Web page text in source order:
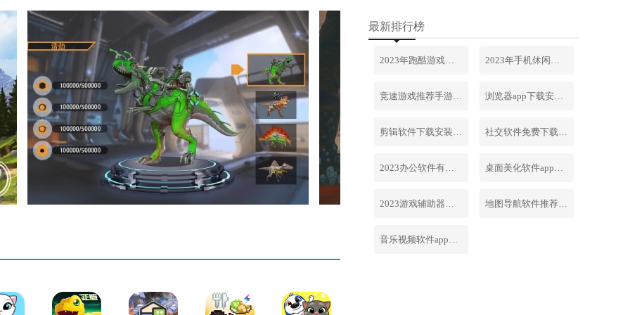
最新排行榜
2023年跑酷游戏排行榜前十名合集 2023年手机休闲游戏排行榜前十名
竞速游戏推荐手游排行榜最新2023 浏览器app下载安装免费官网
剪辑软件下载安装免费手机版 社交软件免费下载安装大全最新
2023办公软件有哪些合集软件 桌面美化软件app下载安卓版
2023游戏辅助器软件大全免费 地图导航软件推荐下载安装手机版
音乐视频软件app下载安装免费